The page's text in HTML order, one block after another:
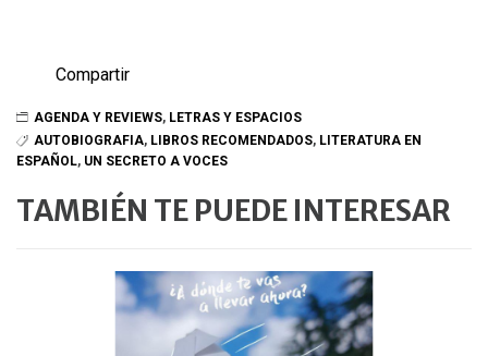
Compartir
AGENDA Y REVIEWS, LETRAS Y ESPACIOS
AUTOBIOGRAFIA, LIBROS RECOMENDADOS, LITERATURA EN
ESPAÑOL, UN SECRETO A VOCES
TAMBIÉN TE PUEDE INTERESAR